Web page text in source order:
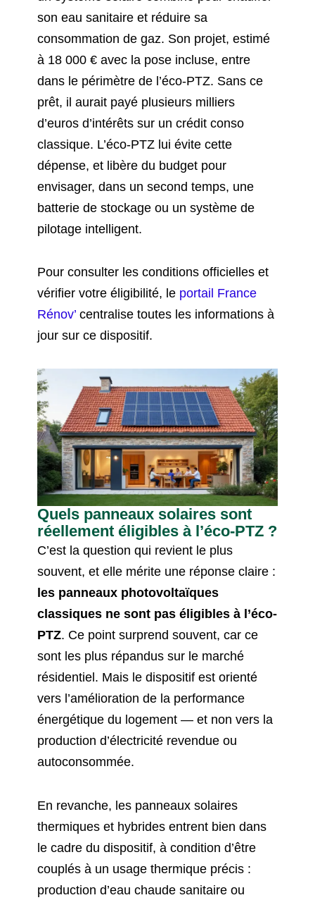
son eau sanitaire et réduire sa
consommation de gaz. Son projet, estimé
à 18 000 € avec la pose incluse, entre
dans le périmètre de l’éco-PTZ. Sans ce
prêt, il aurait payé plusieurs milliers
d’euros d’intérêts sur un crédit conso
classique. L’éco-PTZ lui évite cette
dépense, et libère du budget pour
envisager, dans un second temps, une
batterie de stockage ou un système de
pilotage intelligent.
Pour consulter les conditions officielles et
vérifier votre éligibilité, le portail France
Rénov’ centralise toutes les informations à
jour sur ce dispositif.
Quels panneaux solaires sont
réellement éligibles à l’éco-PTZ ?
C’est la question qui revient le plus
souvent, et elle mérite une réponse claire :
les panneaux photovoltaïques
classiques ne sont pas éligibles à l’éco-
PTZ. Ce point surprend souvent, car ce
sont les plus répandus sur le marché
résidentiel. Mais le dispositif est orienté
vers l’amélioration de la performance
énergétique du logement — et non vers la
production d’électricité revendue ou
autoconsommée.
En revanche, les panneaux solaires
thermiques et hybrides entrent bien dans
le cadre du dispositif, à condition d’être
couplés à un usage thermique précis :
production d’eau chaude sanitaire ou